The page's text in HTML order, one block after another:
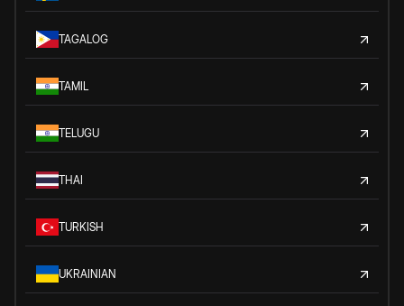
TAGALOG
TAMIL
TELUGU
THAI
TURKISH
UKRAINIAN